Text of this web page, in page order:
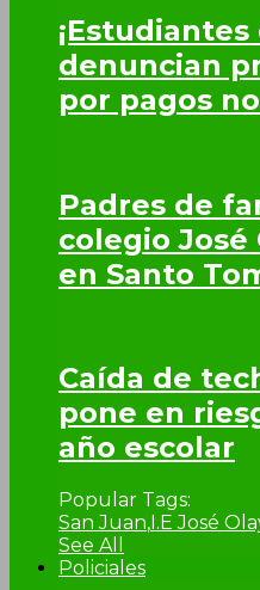
denuncian
por pagos
Padres de
colegio José
en Santo
Caída de
pone en
año escolar
Popular Tags:
San Juan, I.E José
See All
Policiales